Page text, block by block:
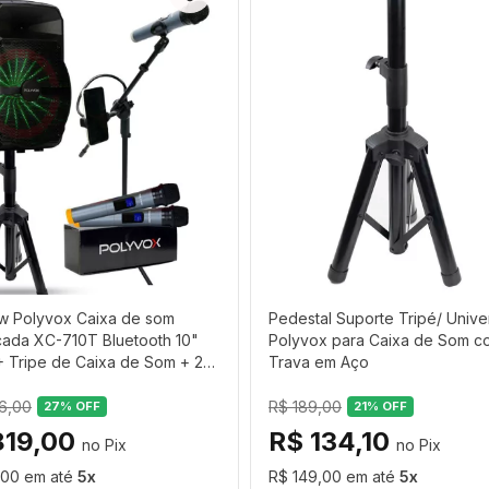
por móveis, objetos e pessoas, permitindo
evita quedas, impactos e danos
você adapte a posição da caixa de acordo com
cm
g
12 x 12 cm
Polyvox Caixa de som
XC-710T Bluetooth 10"
Tripe de Caixa de Som + 2
27% OFF
5
Pedestal Suporte Tripé/
Polyvox para Caixa de Som
Trava em Aço
21% OFF
R$ 189,00
R$ 134,10
R$ 149,00
5